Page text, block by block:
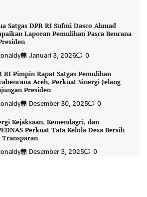
Satgas DPR RI Sufmi Dasco Ahmad
Laporan Pemulihan Pasca Bencana
Januari 3, 2026 0
RI Pimpin Rapat Satgas Pemulihan
Aceh, Perkuat Sinergi Jelang
Presiden
Desember 30, 2025 0
Kejaksaan, Kemendagri, dan
Perkuat Tata Kelola Desa Bersih
Transparan
Desember 3, 2025 0